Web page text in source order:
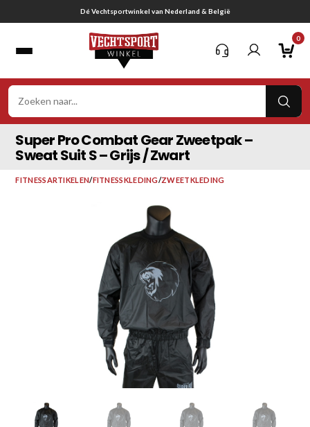
naar
Gratis verzending vanaf € 75,-
0
Super Pro Combat Gear Zweetpak –
Sweat Suit S – Grijs / Zwart
FITNESSARTIKELEN/FITNESSKLEDING/ZWEETKLEDING